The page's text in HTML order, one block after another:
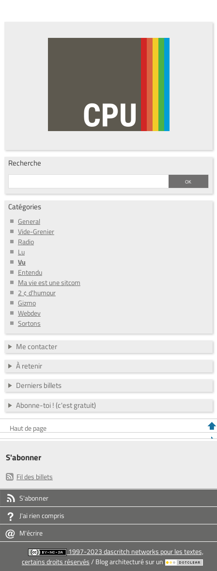
Recherche
Catégories
General
Vide-Grenier
Radio
Lu
Vu
Entendu
Ma vie est une sitcom
2 ¢ d'humour
Gizmo
Webdev
Sortons
Me contacter
À retenir
Derniers billets
Abonne-toi ! (c'est gratuit)
Haut de page
S'abonner
Fil des billets
S'abonner
J'ai rien compris
M'écrire
1997-2023 dascritch networks pour les textes,
certains droits réservés/ Blog architecturé sur un